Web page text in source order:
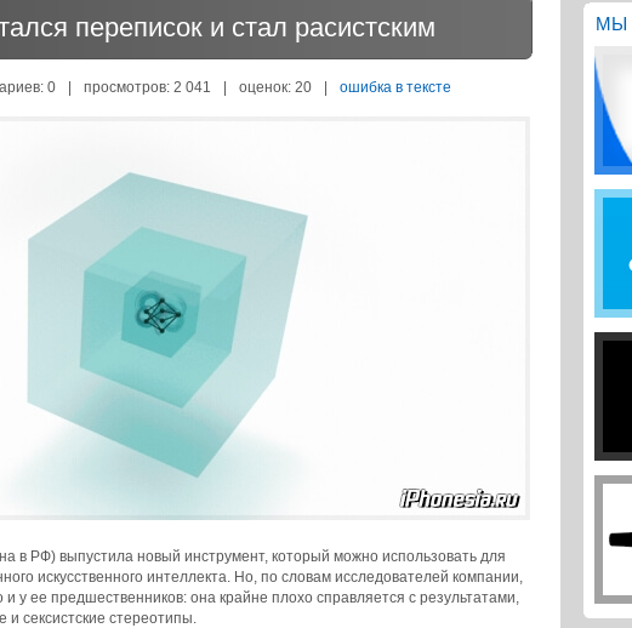
переписок и стал расистским
0 | просмотров: 2 041 | оценок: 20 | ошибка в тексте
в РФ) выпустила новый инструмент, который можно использовать для
искусственного интеллекта. Но, по словам исследователей компании,
у ее предшественников: она крайне плохо справляется с результатами,
и сексистские стереотипы.
МЫ